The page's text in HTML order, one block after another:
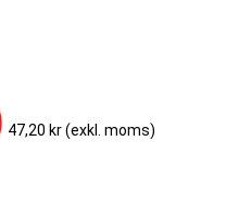
47,20 kr(exkl. moms)